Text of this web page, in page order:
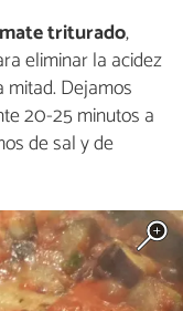
triturado,
eliminar la acidez
Dejamos
20-25 minutos a
de sal y de